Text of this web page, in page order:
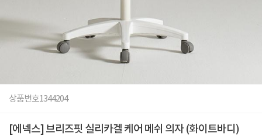
상품번호1344204
[에넥스] 브리즈핏 실리카겔 케어 메쉬 의자 (화이트바디)